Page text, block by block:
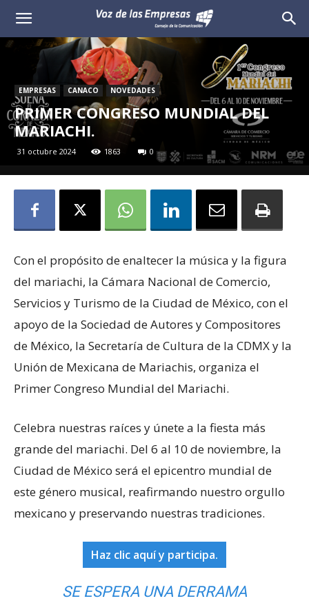
Voz
de
Empresas
EMPRESAS CANACO NOVEDADES
PRIMER CONGRESO MUNDIAL DEL
MARIACHI.
31 octubre 2024 1863 0
Con el propósito de enaltecer la música y la figura
del mariachi, la Cámara Nacional de Comercio,
Servicios y Turismo de la Ciudad de México, con el
apoyo de la Sociedad de Autores y Compositores
de México, la Secretaría de Cultura de la CDMX y la
Unión de Mexicana de Mariachis, organiza el
Primer Congreso Mundial del Mariachi.
Celebra nuestras raíces y únete a la fiesta más
grande del mariachi. Del 6 al 10 de noviembre, la
Ciudad de México será el epicentro mundial de
este género musical, reafirmando nuestro orgullo
mexicano y preservando nuestras tradiciones.
Haz clic aquí y participa.
SE ESPERA UNA DERRAMA